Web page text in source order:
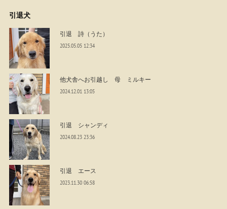
引退犬
引退 詩（うた）
2025.05.05 12:34
他犬舎へお引越し 母 ミルキー
2024.12.01 13:05
引退 シャンディ
2024.08.23 23:36
引退 エース
2023.11.30 06:58